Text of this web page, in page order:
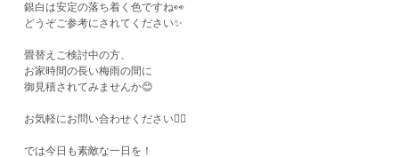
銀白は安定の落ち着く色ですね👀
どうぞご参考にされてください✨
畳替えご検討中の方、
お家時間の長い梅雨の間に
御見積されてみませんか😊
お気軽にお問い合わせください🙋‍♂️
では今日も素敵な一日を！